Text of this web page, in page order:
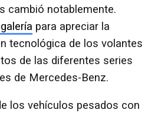
cambió notablemente.
para apreciar la
tecnológica de los volantes
de las diferentes series
de Mercedes-Benz.
los vehículos pesados con